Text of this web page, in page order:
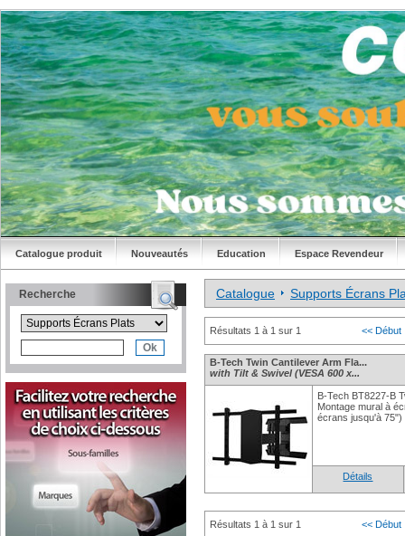
Catalogue produit Nouveautés Education Espace Revendeur
Recherche Catalogue Supports Écrans
Résultats 1 à 1 sur 1 << Début
B-Tech Twin Cantilever Arm Fla...
with Tilt & Swivel (VESA 600 x...
B-Tech BT8227-B
Montage mural à
écrans jusqu'à 75")
Détails
Résultats 1 à 1 sur 1 << Début